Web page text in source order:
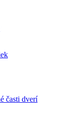
časti dverí